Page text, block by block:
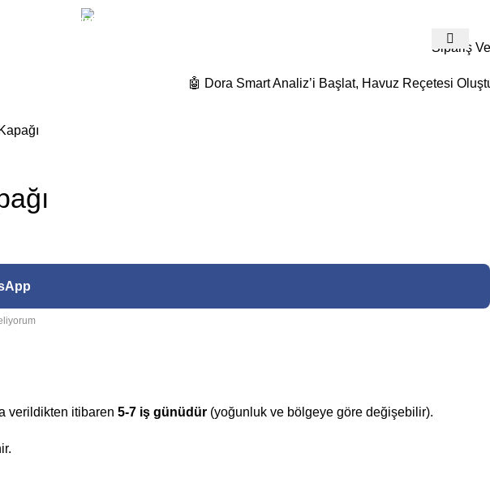
Sipariş
🤖 Dora Smart Analiz’i Başlat, Havuz Reçetesi
verildikten itibaren 5-7 iş günüdür (yoğunluk ve bölgeye göre değişebilir).